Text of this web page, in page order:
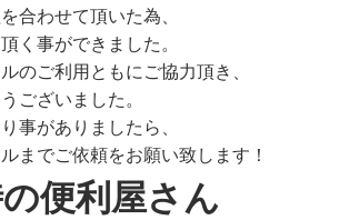
合わせて頂いた為、
く事ができました。
のご利用ともにご協力頂き、
ございました。
事がありましたら、
までご依頼をお願い致します！
便利屋さん